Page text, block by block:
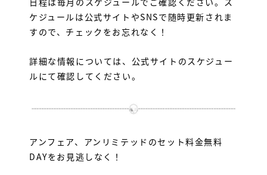
ケジュールは公式サイトやSNSで随時更新されま
すので、チェックをお忘れなく！
詳細な情報については、公式サイトのスケジュー
ルにて確認してください。
アンフェア、アンリミテッドのセット料金無料
DAYをお見逃しなく！